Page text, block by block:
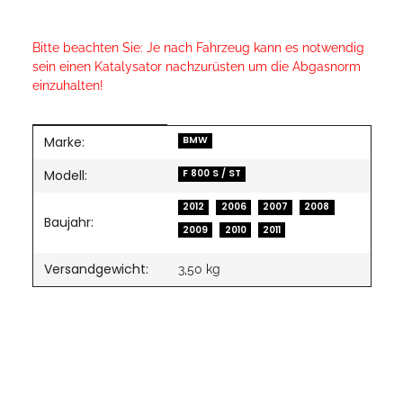
Bitte beachten Sie: Je nach Fahrzeug kann es notwendig
sein einen Katalysator nachzurüsten um die Abgasnorm
einzuhalten!
Produkteigenschaft
Wert
Marke: BMW
Modell: F 800 S / ST
Baujahr:
2012 2006 2007
2008
2009
2010 2011
Versandgewicht: 3,50 kg